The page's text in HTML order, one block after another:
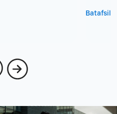
Batafsil